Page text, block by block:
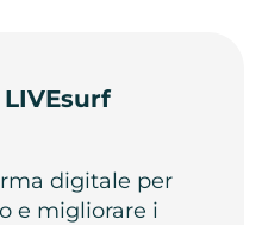
digitale per
e migliorare i